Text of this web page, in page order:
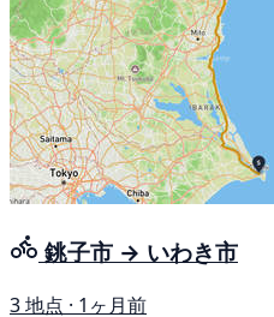
銚子市 → いわき市
3 地点 · 1ヶ月前